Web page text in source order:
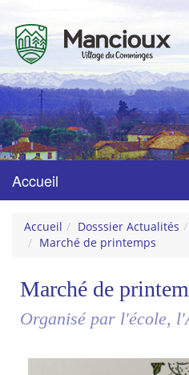
Mancioux
Village du Comminges
Accueil
Accueil Dosssier Actualités
Marché de printemps
Marché de
Organisé par l'école,